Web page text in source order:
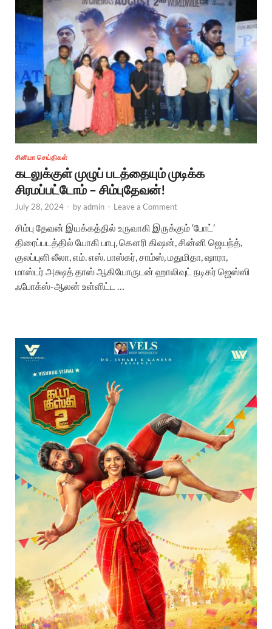
சினிமா செய்திகள்
கடலுக்குள் முழுப் படத்தையும் முடிக்க
சிரமப்பட்டோம் – சிம்புதேவன்!
July 28, 2024 - byadmin - Leave a Comment
சிம்பு தேவன் இயக்கத்தில் உருவாகி இருக்கும் ‘போட்’
திரைப்படத்தில் யோகி பாபு, கௌரி கிஷன், சின்னி ஜெயந்த்,
குலப்புளி லீலா, எம். எஸ். பாஸ்கர், சாம்ஸ், மதுமிதா, ஷாரா,
மாஸ்டர் அக்ஷத் தாஸ் ஆகியோருடன் ஹாலிவுட் நடிகர் ஜெஸ்ஸி
ஃபோக்ஸ்-ஆலன் உள்ளிட்ட …